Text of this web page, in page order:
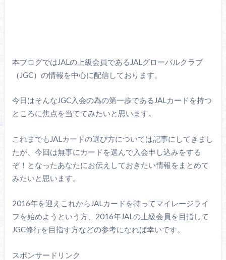
本ブログではJALの上級会員であるJALグローバルクラブ
（JGC）の情報を中心に配信しております。
今日はそんなJGC入会の為の第一歩であるJALカードを持つ
ところに焦点を当ててみたいと思います。
これまでもJALカードの選び方については記事にしてきまし
たが、今回は無事にカードを選んで入会申し込みをする
ぞ！となったあなたにお伝えしておきたい情報をまとめて
みたいと思います。
2016年を迎えこれからJALカードを持ってマイレージライ
フを始めようという方、2016年JALの上級会員を目指して
JGC修行を目指す方などの参考になれば幸いです。
スポンサードリンク